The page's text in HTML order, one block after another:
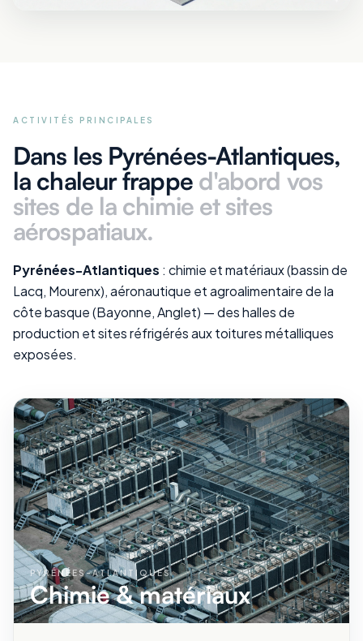
ACTIVITÉS PRINCIPALES
Dans les Pyrénées-Atlantiques,
la chaleur frapped'abord vos
sites de la chimie et sites
aérospatiaux.
Pyrénées-Atlantiques : chimie et matériaux (bassin de
Lacq, Mourenx), aéronautique et agroalimentaire de la
côte basque (Bayonne, Anglet) — des halles de
production et sites réfrigérés aux toitures métalliques
exposées.
PYRÉNÉES-ATLANTIQUES
Chimie & matériaux